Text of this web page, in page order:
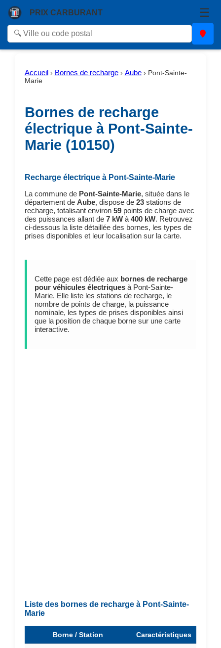
PRIX CARBURANT ☰
Accueil › Bornes de recharge› Aube› Pont-Sainte-
Marie
Bornes de recharge
électrique à Pont-Sainte-
Marie (10150)
Recharge électrique à Pont-Sainte-Marie
La commune de Pont-Sainte-Marie, située dans le
département de Aube, dispose de 23stations de
recharge, totalisant environ 59points de charge avec
des puissances allant de 7 kWà 400 kW. Retrouvez
ci-dessous la liste détaillée des bornes, les types de
prises disponibles et leur localisation sur la carte.
Cette page est dédiée aux bornes de recharge
pour véhicules électriquesà Pont-Sainte-
Marie. Elle liste les stations de recharge, le
nombre de points de charge, la puissance
nominale, les types de prises disponibles ainsi
que la position de chaque borne sur une carte
interactive.
Liste des bornes de recharge à Pont-Sainte-
Marie
Borne / Station Caractéristiques